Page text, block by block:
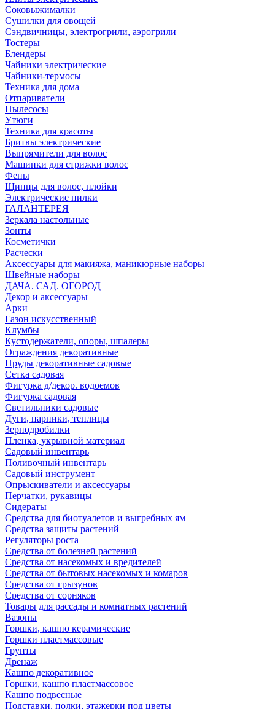
Соковыжималки
Сушилки для овощей
Сэндвичницы, электрогрили, аэрогрили
Тостеры
Блендеры
Чайники электрические
Чайники-термосы
Техника для дома
Отпариватели
Пылесосы
Утюги
Техника для красоты
Бритвы электрические
Выпрямители для волос
Машинки для стрижки волос
Фены
Щипцы для волос, плойки
Электрические пилки
ГАЛАНТЕРЕЯ
Зеркала настольные
Зонты
Косметички
Расчески
Аксессуары для макияжа, маникюрные наборы
Швейные наборы
ДАЧА. САД. ОГОРОД
Декор и аксессуары
Арки
Газон искусственный
Клумбы
Кустодержатели, опоры, шпалеры
Ограждения декоративные
Пруды декоративные садовые
Сетка садовая
Фигурка д/декор. водоемов
Фигурка садовая
Светильники садовые
Дуги, парники, теплицы
Зернодробилки
Пленка, укрывной материал
Садовый инвентарь
Поливочный инвентарь
Садовый инструмент
Опрыскиватели и аксессуары
Перчатки, рукавицы
Сидераты
Средства для биотуалетов и выгребных ям
Средства защиты растений
Регуляторы роста
Средства от болезней растений
Средства от насекомых и вредителей
Средства от бытовых насекомых и комаров
Средства от грызунов
Средства от сорняков
Товары для рассады и комнатных растений
Вазоны
Горшки, кашпо керамические
Горшки пластмассовые
Грунты
Дренаж
Кашпо декоративное
Горшки, кашпо пластмассовое
Кашпо подвесные
Подставки, полки, этажерки под цветы